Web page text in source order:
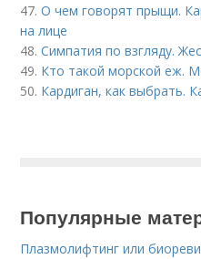
47.О чем говорят прыщи.
на лице
48.Симпатия по взгляду.
49. Кто такой морской еж.
50. Кардиган, как выбрать.
Популярные
Плазмолифтинг или